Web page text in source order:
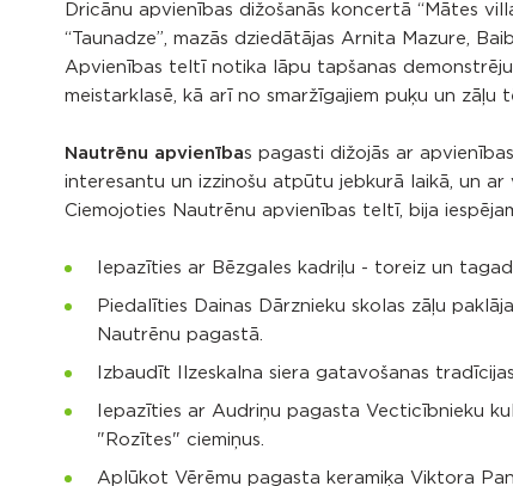
Dricānu apvienības dižošanās koncertā “Mātes
“Taunadze”, mazās dziedātājas Arnita Mazure,
Apvienības teltī notika lāpu tapšanas
meistarklasē, kā arī no smaržīgajiem puķu un zāļu
Nautrēnu apvienības pagasti dižojās ar
interesantu un izzinošu atpūtu jebkurā laikā, un ar
Ciemojoties Nautrēnu apvienības teltī, bija
Iepazīties ar Bēzgales kadriļu - toreiz un
Piedalīties Dainas Dārznieku skolas zāļu
Nautrēnu pagastā.
Izbaudīt Ilzeskalna siera gatavošanas
Iepazīties ar Audriņu pagasta Vecticībnieku
"Rozītes" ciemiņus.
Aplūkot Vērēmu pagasta keramiķa Viktora